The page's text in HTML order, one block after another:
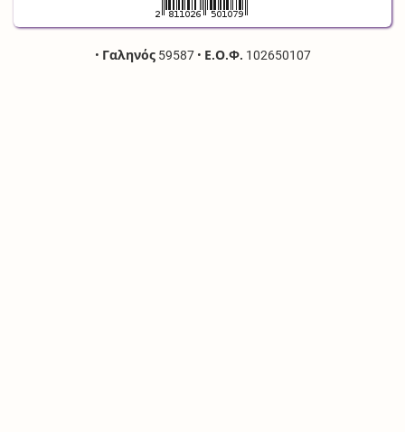
• Γαληνός59587 • Ε.Ο.Φ. 102650107